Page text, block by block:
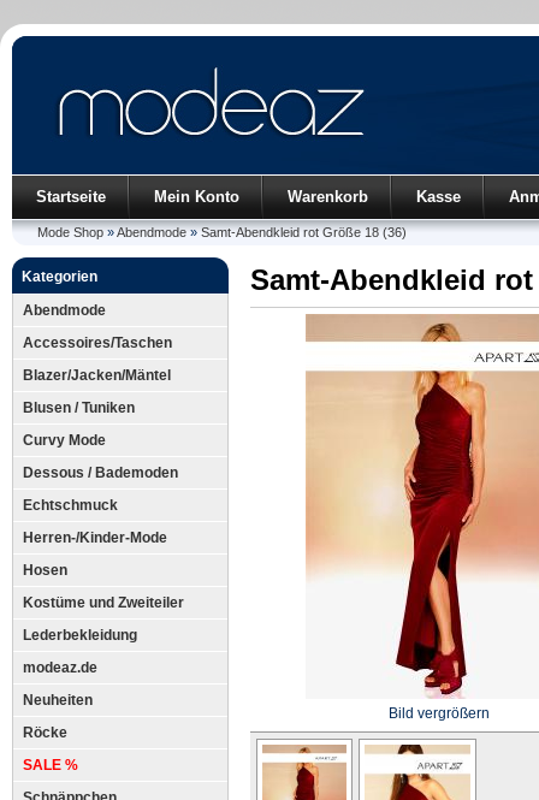
Startseite Mein Konto Warenkorb Kasse
Mode Shop»Abendmode»Samt-Abendkleid rot Größe 18 (36)
Kategorien
Abendmode
Accessoires/Taschen
Blazer/Jacken/Mäntel
Blusen / Tuniken
Curvy Mode
Dessous / Bademoden
Echtschmuck
Herren-/Kinder-Mode
Hosen
Kostüme und Zweiteiler
Lederbekleidung
modeaz.de
Neuheiten
Röcke
SALE %
Samt-Abendkleid rot
Bild vergrößern